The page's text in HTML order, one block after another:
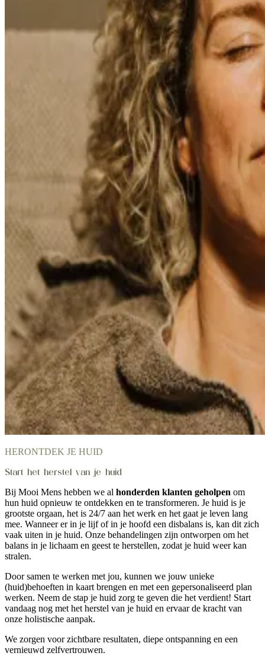
HERONTDEK JE HUID
Start het herstel van je huid
Bij Mooi Mens hebben we al honderden klanten geholpen om
hun huid opnieuw te ontdekken en te transformeren. Je huid is je
grootste orgaan, het is 24/7 aan het werk en het gaat je leven lang
mee. Wanneer er in je lijf of in je hoofd een disbalans is, kan dit zich
vaak uiten in je huid. Onze behandelingen zijn ontworpen om het
balans in je lichaam en geest te herstellen, zodat je huid weer kan
stralen.
Door samen te werken met jou, kunnen we jouw unieke
(huid)behoeften in kaart brengen en met een gepersonaliseerd plan
werken. Neem de stap je huid zorg te geven die het verdient! Start
vandaag nog met het herstel van je huid en ervaar de kracht van
onze holistische aanpak.
We zorgen voor zichtbare resultaten, diepe ontspanning en een
vernieuwd zelfvertrouwen.